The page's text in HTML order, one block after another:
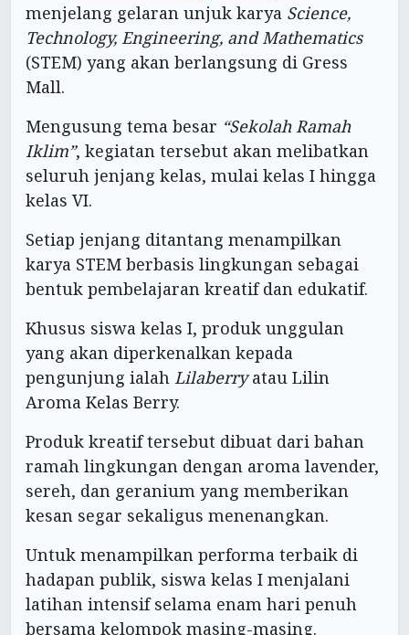
menjelang gelaran unjuk karya Science,
Technology, Engineering, and Mathematics
(STEM) yang akan berlangsung di Gress
Mall.
Mengusung tema besar “Sekolah Ramah
Iklim”, kegiatan tersebut akan melibatkan
seluruh jenjang kelas, mulai kelas I hingga
kelas VI.
Setiap jenjang ditantang menampilkan
karya STEM berbasis lingkungan sebagai
bentuk pembelajaran kreatif dan edukatif.
Khusus siswa kelas I, produk unggulan
yang akan diperkenalkan kepada
pengunjung ialah Lilaberryatau Lilin
Aroma Kelas Berry.
Produk kreatif tersebut dibuat dari bahan
ramah lingkungan dengan aroma lavender,
sereh, dan geranium yang memberikan
kesan segar sekaligus menenangkan.
Untuk menampilkan performa terbaik di
hadapan publik, siswa kelas I menjalani
latihan intensif selama enam hari penuh
bersama kelompok masing-masing.